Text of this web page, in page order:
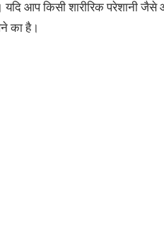
यदि आप किसी शारीरिक परेशानी
का है।